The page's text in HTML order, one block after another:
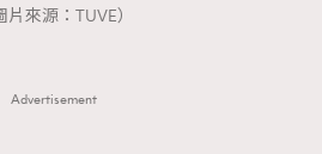
片來源：TUVE）
Advertisement